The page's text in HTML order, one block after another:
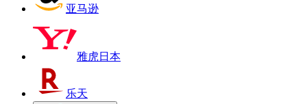
亚马逊
雅虎日本
乐天